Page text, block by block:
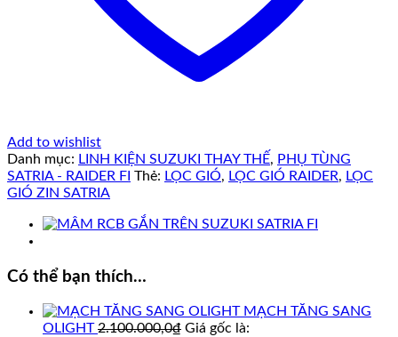
Add to wishlist
Danh mục: LINH KIỆN SUZUKI THAY THẾ, PHỤ TÙNG
SATRIA - RAIDER FI Thẻ: LỌC GIÓ, LỌC GIÓ RAIDER, LỌC
GIÓ ZIN SATRIA
Có thể bạn thích…
MẠCH TĂNG SANG
OLIGHT 2.100.000,0₫ Giá gốc là: